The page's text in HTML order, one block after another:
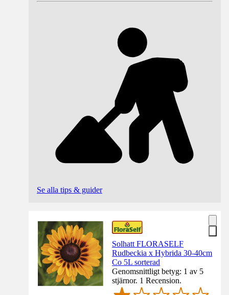
Se alla tips & guider
Solhatt FLORASELF
Rudbeckia x Hybrida 30-40cm
Co 5L sorterad
Genomsnittligt betyg: 1 av 5
stjärnor. 1 Recension.